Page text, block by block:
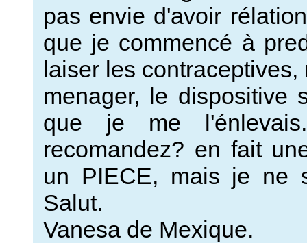
pas envie d'avoir
que je commencé à
laiser les
menager, le dispositive
que je me
recomandez? en fait
un PIECE, mais je ne
Salut.
Vanesa de Mexique.